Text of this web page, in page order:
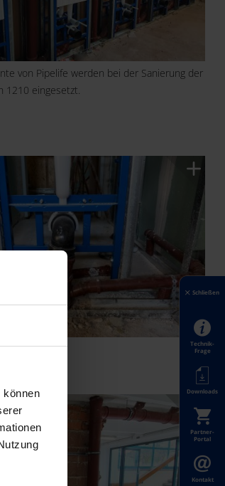
können
von Pipelife werden bei der Sanierung der
1210 eingesetzt.
Schließen
Technik-
Frage
Downloads
Partner-
Portal
Kontakt